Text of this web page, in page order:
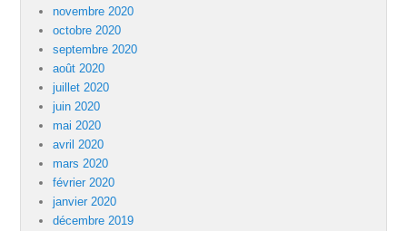
novembre 2020
octobre 2020
septembre 2020
août 2020
juillet 2020
juin 2020
mai 2020
avril 2020
mars 2020
février 2020
janvier 2020
décembre 2019